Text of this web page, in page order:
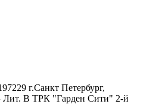
г.Санкт Петербург,
Лит. B ТРК "Гарден Сити" 2-й